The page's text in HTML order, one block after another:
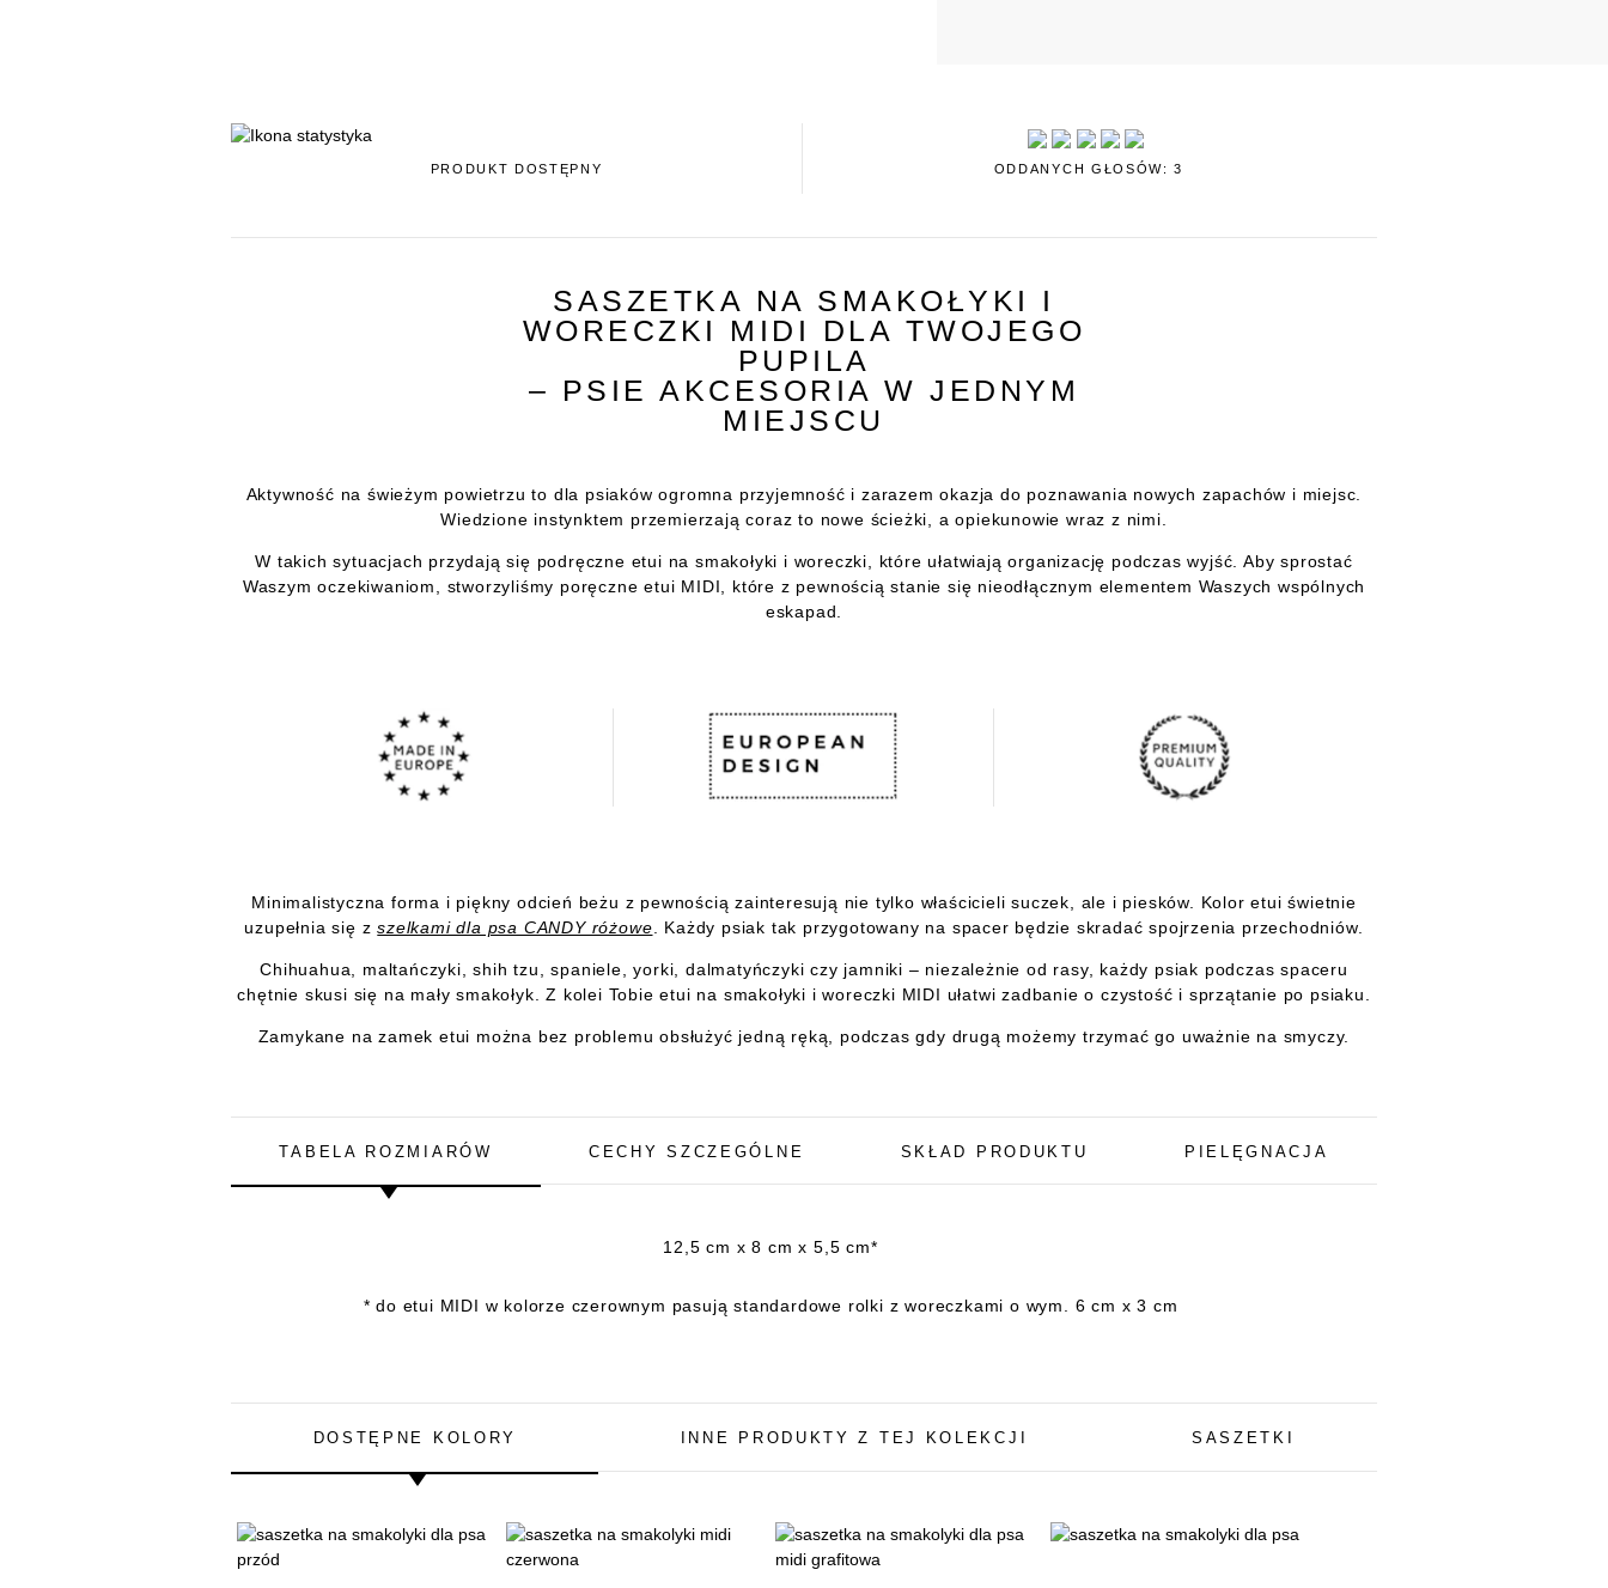
PRODUKT DOSTĘPNY ODDANYCH GŁOSÓW: 3
SASZETKA NA SMAKOŁYKI I
WORECZKI MIDI DLA TWOJEGO
PUPILA
– PSIE AKCESORIA W JEDNYM
MIEJSCU
Aktywność na świeżym powietrzu to dla psiaków ogromna przyjemność i zarazem okazja do poznawania nowych zapachów i miejsc.
Wiedzione instynktem przemierzają coraz to nowe ścieżki, a opiekunowie wraz z nimi.
W takich sytuacjach przydają się podręczne etui na smakołyki i woreczki, które ułatwiają organizację podczas wyjść. Aby sprostać
Waszym oczekiwaniom, stworzyliśmy poręczne etui MIDI, które z pewnością stanie się nieodłącznym elementem Waszych wspólnych
eskapad.
Minimalistyczna forma i piękny odcień beżu z pewnością zainteresują nie tylko właścicieli suczek, ale i piesków. Kolor etui świetnie
uzupełnia się zszelkami dla psa CANDY różowe. Każdy psiak tak przygotowany na spacer będzie skradać spojrzenia przechodniów.
Chihuahua, maltańczyki, shih tzu, spaniele, yorki, dalmatyńczyki czy jamniki – niezależnie od rasy, każdy psiak podczas spaceru
chętnie skusi się na mały smakołyk. Z kolei Tobie etui na smakołyki i woreczki MIDI ułatwi zadbanie o czystość i sprzątanie po psiaku.
Zamykane na zamek etui można bez problemu obsłużyć jedną ręką, podczas gdy drugą możemy trzymać go uważnie na smyczy.
TABELA ROZMIARÓW CECHY SZCZEGÓLNE SKŁAD PRODUKTU PIELĘGNACJA
12,5 cm x 8 cm x 5,5 cm*
* do etui MIDI w kolorze czerownym pasują standardowe rolki z woreczkami o wym. 6 cm x 3 cm
DOSTĘPNE KOLORY INNE PRODUKTY Z TEJ KOLEKCJI SASZETKI